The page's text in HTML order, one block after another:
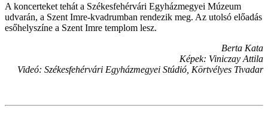
A koncerteket tehát a Székesfehérvári Egyházmegyei Múzeum
udvarán, a Szent Imre-kvadrumban rendezik meg. Az utolsó előadás
esőhelyszíne a Szent Imre templom lesz.
Berta Kata
Képek: Viniczay Attila
Videó: Székesfehérvári Egyházmegyei Stúdió, Körtvélyes Tivadar